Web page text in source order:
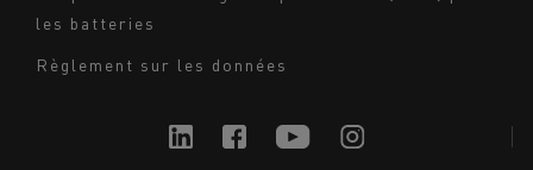
Milieu
les batteries
Règlement sur les données